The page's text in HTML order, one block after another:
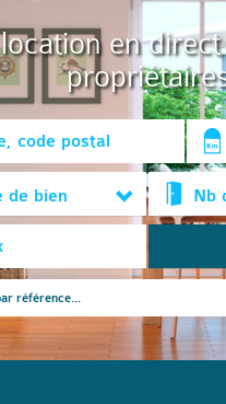
en
de bien Nb